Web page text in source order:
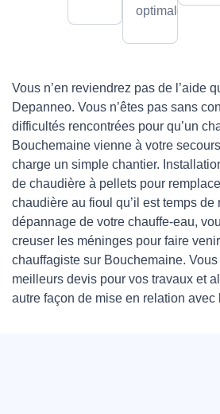
optimale.
Vous n’en reviendrez pas de l’aide
Depanneo. Vous n’êtes pas sans
difficultés rencontrées pour qu’un
Bouchemaine vienne à votre
charge un simple chantier.
de chaudière à pellets pour
chaudière au fioul qu’il est temps de
dépannage de votre chauffe-eau,
creuser les méninges pour faire
chauffagiste sur Bouchemaine.
meilleurs devis pour vos travaux et
autre façon de mise en relation avec